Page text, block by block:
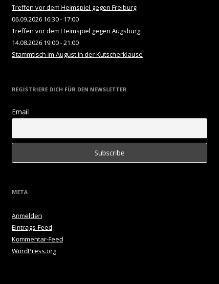
Treffen vor dem Heimspiel gegen Freiburg
06.09.2026 16:30 - 17:00
Treffen vor dem Heimspiel gegen Augsburg
14.08.2026 19:00 - 21:00
Stammtisch im August in der Kutscherklause
REGISTRIERE DICH FÜR DEN NEWSLETTER
Email
META
Anmelden
Eintrags-Feed
Kommentar-Feed
WordPress.org